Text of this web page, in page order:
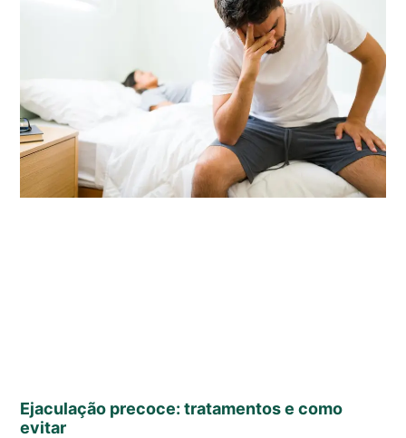
Ejaculação precoce: tratamentos e como
evitar